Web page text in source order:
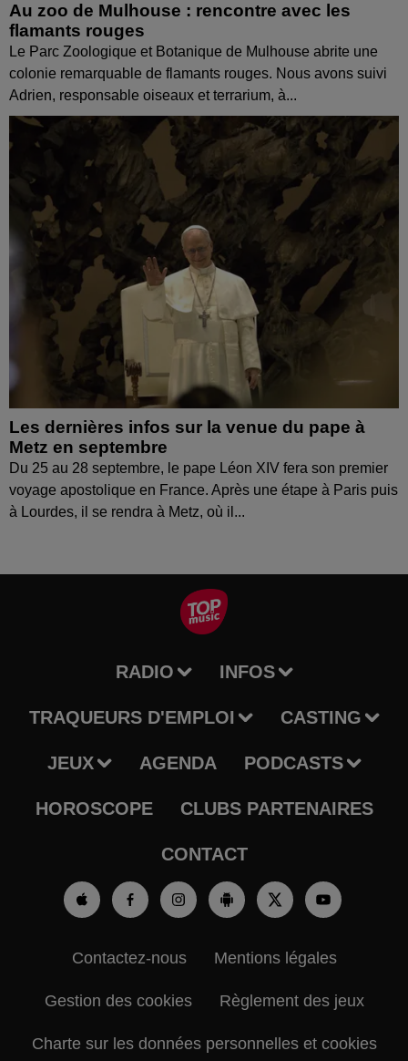
Au zoo de Mulhouse : rencontre avec les
flamants rouges
Le Parc Zoologique et Botanique de Mulhouse abrite une
colonie remarquable de flamants rouges. Nous avons suivi
Adrien, responsable oiseaux et terrarium, à...
Les dernières infos sur la venue du pape à
Metz en septembre
Du 25 au 28 septembre, le pape Léon XIV fera son premier
voyage apostolique en France. Après une étape à Paris puis
à Lourdes, il se rendra à Metz, où il...
RADIO INFOS
TRAQUEURS D'EMPLOI CASTING
JEUX AGENDA PODCASTS
HOROSCOPE CLUBS PARTENAIRES
CONTACT
Contactez-nous Mentions légales
Gestion des cookies Règlement des jeux
Charte sur les données personnelles et cookies